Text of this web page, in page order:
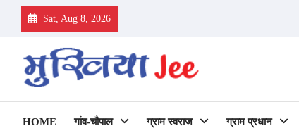
Sat, Aug 8, 2026
HOME गांव-चौपाल ग्राम स्वराज ग्राम प्रधान